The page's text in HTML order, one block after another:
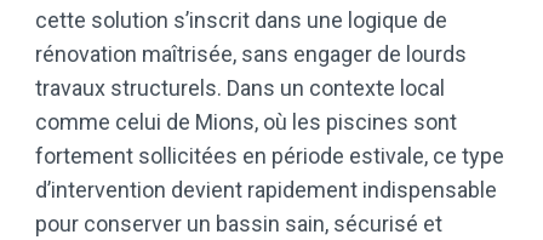
cette solution s’inscrit dans une logique de
rénovation maîtrisée, sans engager de lourds
travaux structurels. Dans un contexte local
comme celui de Mions, où les piscines sont
fortement sollicitées en période estivale, ce type
d’intervention devient rapidement indispensable
pour conserver un bassin sain, sécurisé et